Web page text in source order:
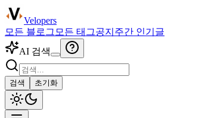
Velopers
모든 블로그 모든 태그공지 주간 인기글
AI 검색
검색 초기화